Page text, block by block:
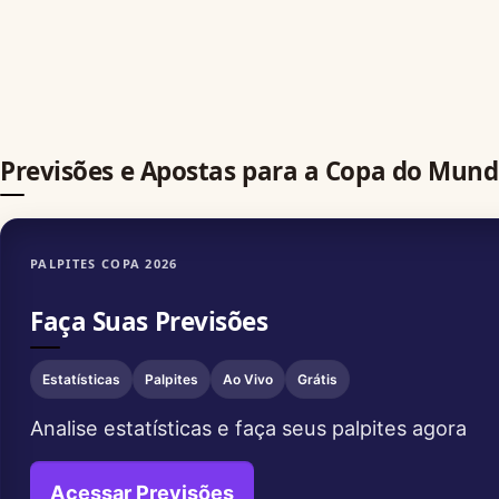
Previsões e Apostas para a Copa do
PALPITES COPA 2026
Faça Suas Previsões
Estatísticas Palpites Ao Vivo Grátis
Analise estatísticas e faça seus palpites agora
Acessar Previsões